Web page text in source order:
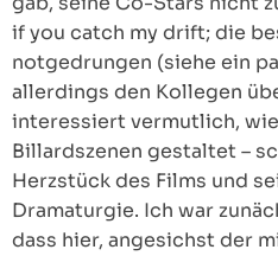
if you catch my drift; die
notgedrungen (siehe ein
allerdings den Kollegen
interessiert vermutlich,
Billardszenen gestaltet –
Herzstück des Films und
Dramaturgie. Ich war
dass hier, angesichst der